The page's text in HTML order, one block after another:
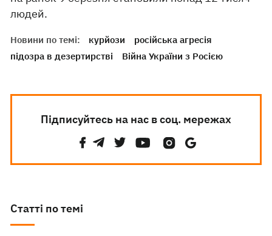
людей.
Новини по темі: курйози
російська агресія
підозра в дезертирстві
Війна України з Росією
Підписуйтесь на нас в соц. мережах
Статті по темі